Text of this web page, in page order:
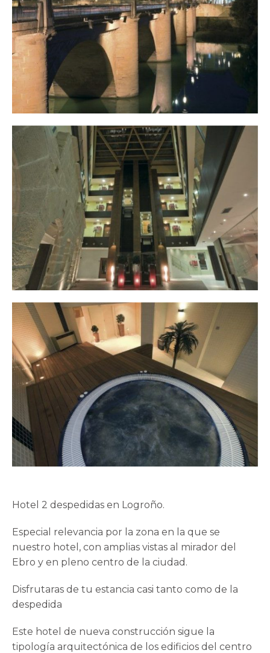
Hotel 2 despedidas en Logroño.
Especial relevancia por la zona en la que se
nuestro hotel, con amplias vistas al mirador del
Ebro y en pleno centro de la ciudad.
Disfrutaras de tu estancia casi tanto como de la
despedida
Este hotel de nueva construcción sigue la
tipología arquitectónica de los edificios del centro